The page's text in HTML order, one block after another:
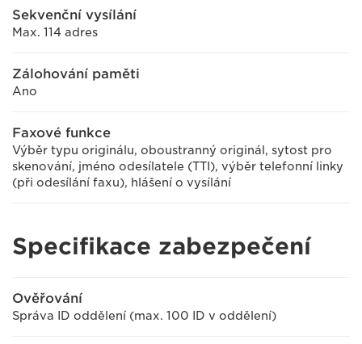
Sekvenční vysílání
Max. 114 adres
Zálohování paměti
Ano
Faxové funkce
Výběr typu originálu, oboustranný originál, sytost pro
skenování, jméno odesílatele (TTI), výběr telefonní linky
(při odesílání faxu), hlášení o vysílání
Specifikace zabezpečení
Ověřování
Správa ID oddělení (max. 100 ID v oddělení)